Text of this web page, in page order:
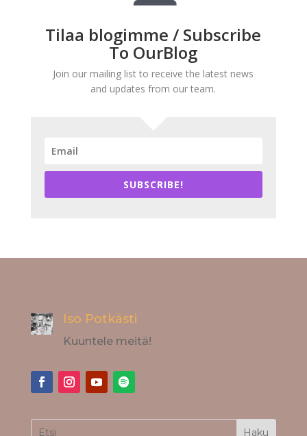
Tilaa blogimme / Subscribe
To OurBlog
Join our mailing list to receive the latest news
and updates from our team.
SUBSCRIBE!
Iso Potkästi
Kuuntele meitä!